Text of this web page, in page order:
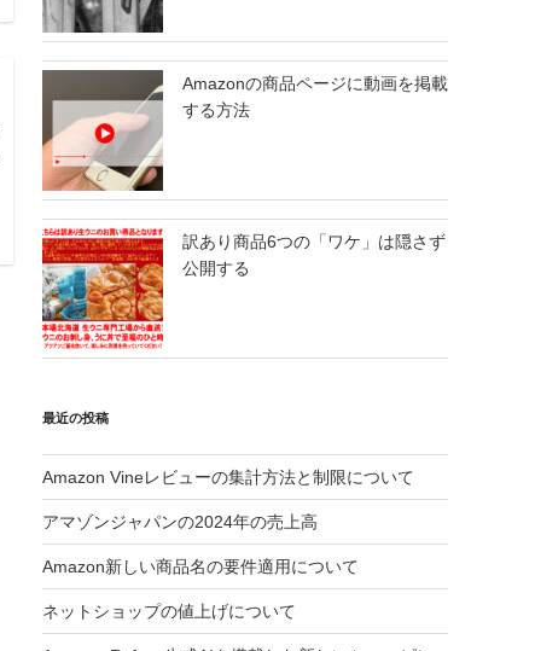
Amazonの商品ページに動画を掲載
する方法
訳あり商品6つの「ワケ」は隠さず
公開する
最近の投稿
Amazon Vineレビューの集計方法と制限について
アマゾンジャパンの2024年の売上高
Amazon新しい商品名の要件適用について
ネットショップの値上げについて